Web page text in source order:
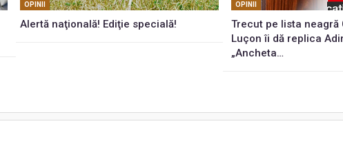
OPINII
Alertă naţională! Ediţie specială!
OPINII
Trecut pe lista neagră
Luçon îi dă replica
„Ancheta…